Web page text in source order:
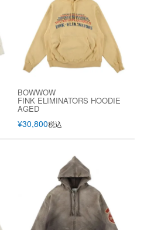
BOWWOW
FINK ELIMINATORS HOODIE
AGED
¥30,800税込